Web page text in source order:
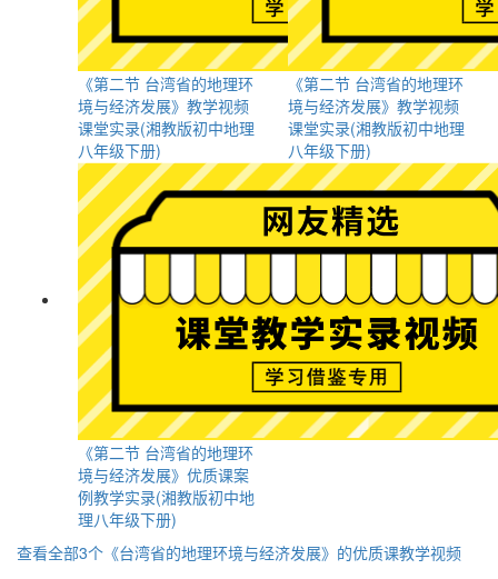
《第二节 台湾省的地理环
境与经济发展》教学视频
课堂实录(湘教版初中地理
八年级下册)
《第二节 台湾省的地理环
境与经济发展》教学视频
课堂实录(湘教版初中地理
八年级下册)
《第二节 台湾省的地理环
境与经济发展》优质课案
例教学实录(湘教版初中地
理八年级下册)
查看全部3个《台湾省的地理环境与经济发展》的优质课教学视频